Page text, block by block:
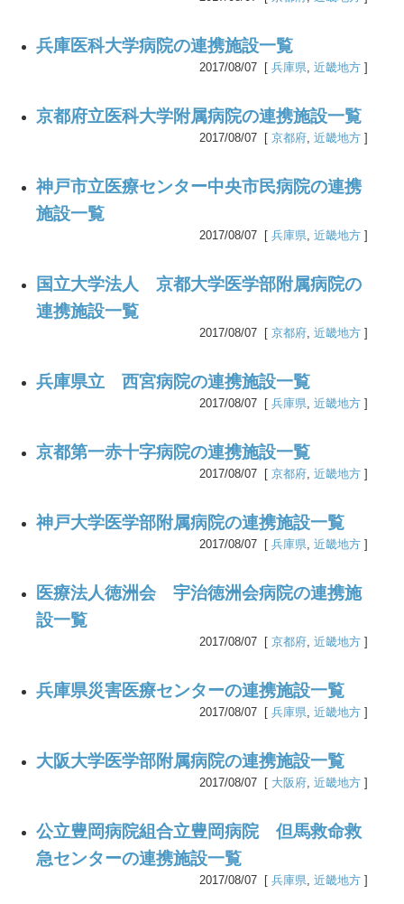
兵庫医科大学病院の連携施設一覧
2017/08/07 [ 兵庫県 近畿地方 ]
京都府立医科大学附属病院の連携施設一覧
2017/08/07 [ 京都府 近畿地方 ]
神戸市立医療センター中央市民病院の連携
施設一覧
2017/08/07 [ 兵庫県 近畿地方 ]
国立大学法人 京都大学医学部附属病院の
連携施設一覧
2017/08/07 [ 京都府 近畿地方 ]
兵庫県立 西宮病院の連携施設一覧
2017/08/07 [ 兵庫県 近畿地方 ]
京都第一赤十字病院の連携施設一覧
2017/08/07 [ 京都府 近畿地方 ]
神戸大学医学部附属病院の連携施設一覧
2017/08/07 [ 兵庫県 近畿地方 ]
医療法人徳洲会 宇治徳洲会病院の連携施
設一覧
2017/08/07 [ 京都府 近畿地方 ]
兵庫県災害医療センターの連携施設一覧
2017/08/07 [ 兵庫県 近畿地方 ]
大阪大学医学部附属病院の連携施設一覧
2017/08/07 [ 大阪府 近畿地方 ]
公立豊岡病院組合立豊岡病院 但馬救命救
急センターの連携施設一覧
2017/08/07 [ 兵庫県 近畿地方 ]